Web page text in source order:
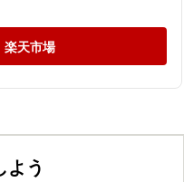
楽天市場
よう